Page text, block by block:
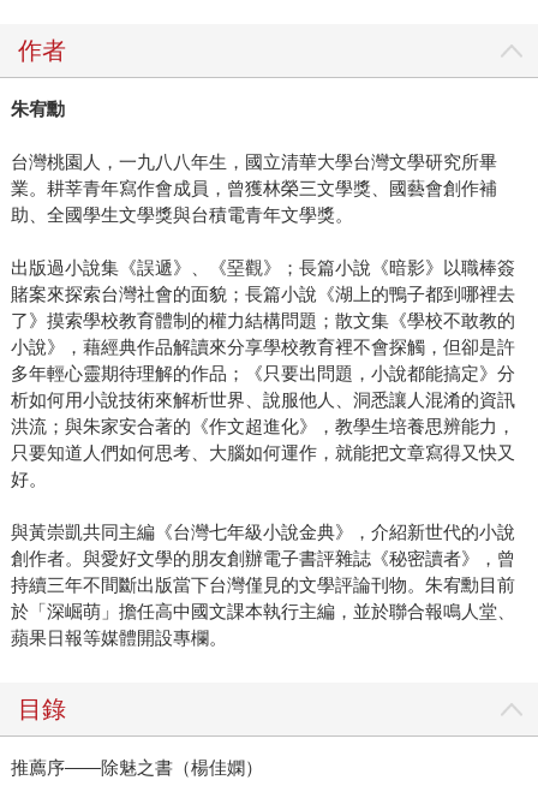
作者
朱宥勳
台灣桃園人，一九八八年生，國立清華大學台灣文學研究所畢
業。耕莘青年寫作會成員，曾獲林榮三文學獎、國藝會創作補
助、全國學生文學獎與台積電青年文學獎。
出版過小說集《誤遞》、《堊觀》；長篇小說《暗影》以職棒簽
賭案來探索台灣社會的面貌；長篇小說《湖上的鴨子都到哪裡去
了》摸索學校教育體制的權力結構問題；散文集《學校不敢教的
小說》，藉經典作品解讀來分享學校教育裡不會探觸，但卻是許
多年輕心靈期待理解的作品；《只要出問題，小說都能搞定》分
析如何用小說技術來解析世界、說服他人、洞悉讓人混淆的資訊
洪流；與朱家安合著的《作文超進化》，教學生培養思辨能力，
只要知道人們如何思考、大腦如何運作，就能把文章寫得又快又
好。
與黃崇凱共同主編《台灣七年級小說金典》，介紹新世代的小說
創作者。與愛好文學的朋友創辦電子書評雜誌《秘密讀者》，曾
持續三年不間斷出版當下台灣僅見的文學評論刊物。朱宥勳目前
於「深崛萌」擔任高中國文課本執行主編，並於聯合報鳴人堂、
蘋果日報等媒體開設專欄。
目錄
推薦序——除魅之書（楊佳嫻）